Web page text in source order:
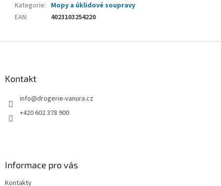
Kategorie: Mopy a úklidové soupravy
EAN: 4023103254220
Kontakt
info@drogerie-vanura.cz
+420 602 378 900
Informace pro vás
Kontakty